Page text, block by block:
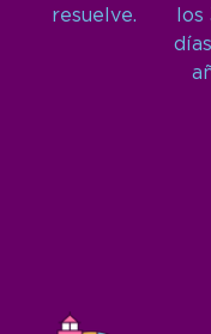
resuelve.
los